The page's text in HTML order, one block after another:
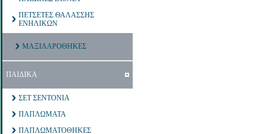
ΠΕΤΣΕΤΕΣ ΘΑΛΑΣΣΗΣ
ΕΝΗΛΙΚΩΝ
ΜΑΞΙΛΑΡΟΘΗΚΕΣ
ΠΑΙΔΙΚΑ
ΣΕΤ ΣΕΝΤΟΝΙΑ
ΠΑΠΛΩΜΑΤΑ
ΠΑΠΛΩΜΑΤΟΘΗΚΕΣ